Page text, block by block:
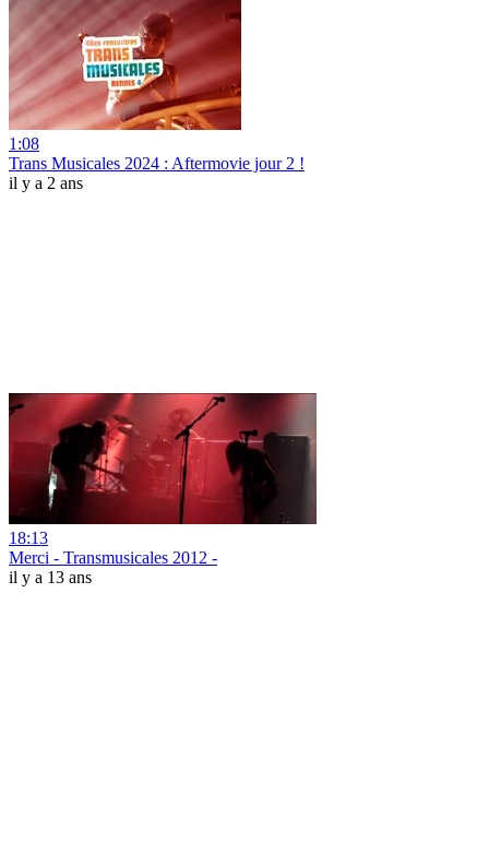
1:08
Trans Musicales 2024 : Aftermovie jour 2 !
il y a 2 ans
18:13
Merci - Transmusicales 2012 -
il y a 13 ans